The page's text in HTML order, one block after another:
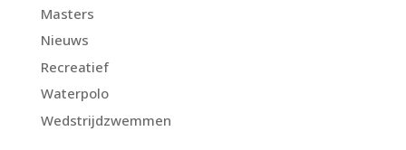
Masters
Nieuws
Recreatief
Waterpolo
Wedstrijdzwemmen